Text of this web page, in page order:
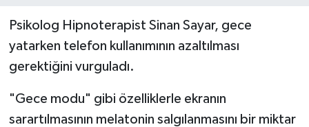
Psikolog Hipnoterapist Sinan Sayar, gece
yatarken telefon kullanımının azaltılması
gerektiğini vurguladı.
"Gece modu" gibi özelliklerle ekranın
sarartılmasının melatonin salgılanmasını bir miktar